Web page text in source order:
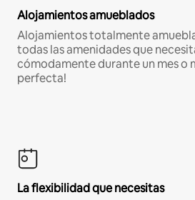
Alojamientos amueblados
Alojamientos totalmente
todas las amenidades que
cómodamente durante un mes o
perfecta!
La flexibilidad que necesitas